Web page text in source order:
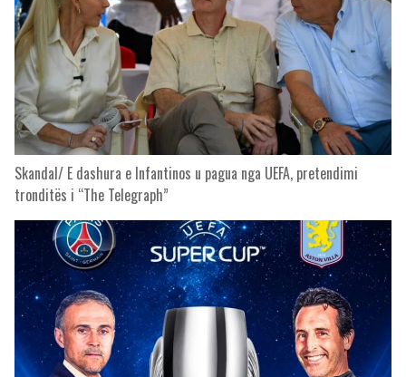
Skandal/ E dashura e Infantinos u pagua nga UEFA, pretendimi
tronditës i “The Telegraph”